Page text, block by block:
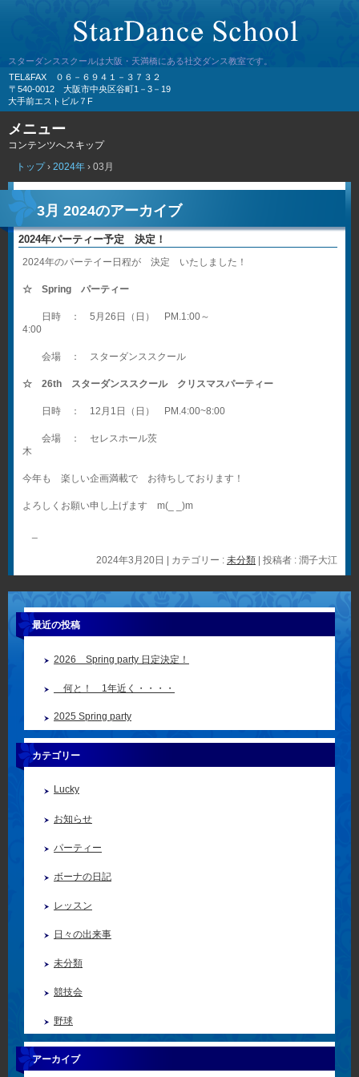
スターダンススクールは大阪・天満橋にある社交ダンス教室です。
TEL&FAX ０６－６９４１－３７３２
〒540-0012 大阪市中央区谷町1－3－19
大手前エストビル７F
メニュー
コンテンツへスキップ
トップ › 2024年 › 03月
3月 2024のアーカイブ
2024年パーティー予定 決定！
2024年のパーテイー日程が 決定 いたしました！
☆ Spring パーティー
日時 ： 5月26日（日） PM.1:00～
4:00
会場 ： スターダンススクール
☆ 26th スターダンススクール クリスマスパーティー
日時 ： 12月1日（日） PM.4:00~8:00
会場 ： セレスホール茨
木
今年も 楽しい企画満載で お待ちしております！
よろしくお願い申し上げます m(_ _)m
2024年3月20日 カテゴリー : 未分類 投稿者 : 潤子大江
最近の投稿
2026 Spring party 日定決定！
何と！ 1年近く・・・・
2025 Spring party
カテゴリー
Lucky
お知らせ
パーティー
ボーナの日記
レッスン
日々の出来事
未分類
競技会
野球
アーカイブ